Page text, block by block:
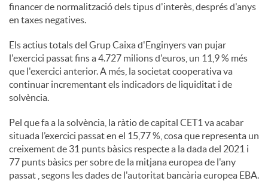
financer de normalització dels tipus d'interès, després d'anys
en taxes negatives.
Els actius totals del Grup Caixa d'Enginyers van pujar
l'exercici passat fins a 4.727 milions d'euros, un 11,9 % més
que l'exercici anterior. A més, la societat cooperativa va
continuar incrementant els indicadors de liquiditat i de
solvència.
Pel que fa a la solvència, la ràtio de capital CET1 va acabar
situada l’exercici passat en el 15,77 %, cosa que representa un
creixement de 31 punts bàsics respecte a la dada del 2021 i
77 punts bàsics per sobre de la mitjana europea de l'any
passat , segons les dades de l'autoritat bancària europea EBA.